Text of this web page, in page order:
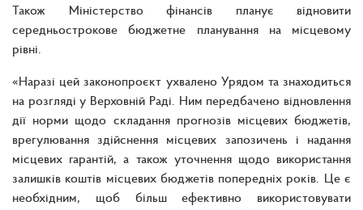
Також Міністерство фінансів планує відновити
середньострокове бюджетне планування на місцевому
рівні.
«Наразі цей законопроєкт ухвалено Урядом та знаходиться
на розгляді у Верховній Раді. Ним передбачено відновлення
дії норми щодо складання прогнозів місцевих бюджетів,
врегулювання здійснення місцевих запозичень і надання
місцевих гарантій, а також уточнення щодо використання
залишків коштів місцевих бюджетів попередніх років. Це є
необхідним, щоб більш ефективно використовувати